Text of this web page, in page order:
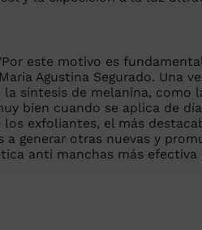
este motivo es
Agustina Segurado. Una
la síntesis de melanina, como
bien cuando se aplica de
exfoliantes, el más
generar otras nuevas y
anti manchas más